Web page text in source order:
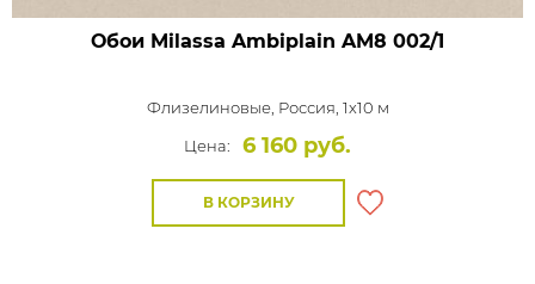
Обои Milassa Ambiplain AM8 002/1
Флизелиновые, Россия, 1x10 м
Цена:
6 160 руб.
В КОРЗИНУ